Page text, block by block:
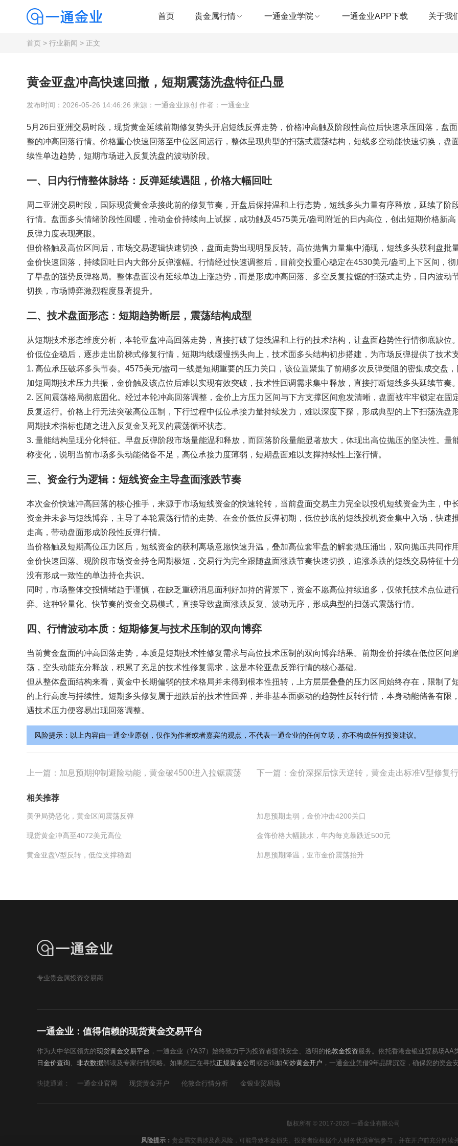
首页 贵金属行情 一通金业学院 一通金业APP下载 关于我
首页 > 行业新闻 > 正文
黄金亚盘冲高快速回撤，短期震荡洗盘特征凸显
发布时间：2026-05-26 14:46:26 来源：一通金业原创 作者：一通金业
5月26日亚洲交易时段，现货黄金延续前期修复势头开启短线反弹走势，价格冲高触及阶段性高位后快速承压回落，盘
整的冲高回落行情。价格重心快速回落至中位区间运行，整体呈现典型的扫荡式震荡结构，短线多空动能快速切换，盘
续性单边趋势，短期市场进入反复洗盘的波动阶段。
一、日内行情整体脉络：反弹延续遇阻，价格大幅回吐
周二亚洲交易时段，国际现货黄金承接此前的修复节奏，开盘后保持温和上行态势，短线多头力量有序释放，延续了阶
行情。盘面多头情绪阶段性回暖，推动金价持续向上试探，成功触及4575美元/盎司附近的日内高位，创出短期价格新高
反弹力度表现亮眼。
但价格触及高位区间后，市场交易逻辑快速切换，盘面走势出现明显反转。高位抛售力量集中涌现，短线多头获利盘批
金价快速回落，持续回吐日内大部分反弹涨幅。行情经过快速调整后，目前交投重心稳定在4530美元/盎司上下区间，彻
了早盘的强势反弹格局。整体盘面没有延续单边上涨趋势，而是形成冲高回落、多空反复拉锯的扫荡式走势，日内波动
切换，市场博弈激烈程度显著提升。
二、技术盘面形态：短期趋势断层，震荡结构成型
从短期技术形态维度分析，本轮亚盘冲高回落走势，直接打破了短线温和上行的技术结构，让盘面趋势性行情彻底缺位
价低位企稳后，逐步走出阶梯式修复行情，短期均线缓慢拐头向上，技术面多头结构初步搭建，为市场反弹提供了技术支
1. 高位承压破坏多头节奏。4575美元/盎司一线是短期重要的压力关口，该位置聚集了前期多次反弹受阻的密集成交盘，
加短周期技术压力共振，金价触及该点位后难以实现有效突破，技术性回调需求集中释放，直接打断短线多头延续节奏。
2. 区间震荡格局彻底固化。经过本轮冲高回落调整，金价上方压力区间与下方支撑区间愈发清晰，盘面被牢牢锁定在固
反复运行。价格上行无法突破高位压制，下行过程中低位承接力量持续发力，难以深度下探，形成典型的上下扫荡洗盘
周期技术指标也随之进入反复金叉死叉的震荡循环状态。
3. 量能结构呈现分化特征。早盘反弹阶段市场量能温和释放，而回落阶段量能显著放大，体现出高位抛压的坚决性。量
称变化，说明当前市场多头动能储备不足，高位承接力度薄弱，短期盘面难以支撑持续性上涨行情。
三、资金行为逻辑：短线资金主导盘面涨跌节奏
本次金价快速冲高回落的核心推手，来源于市场短线资金的快速轮转，当前盘面交易主力完全以投机短线资金为主，中
资金并未参与短线博弈，主导了本轮震荡行情的走势。在金价低位反弹初期，低位抄底的短线投机资金集中入场，快速
走高，带动盘面形成阶段性反弹行情。
当价格触及短期高位压力区后，短线资金的获利离场意愿快速升温，叠加高位套牢盘的解套抛压涌出，双向抛压共同作
金价快速回落。现阶段市场资金持仓周期极短，交易行为完全跟随盘面涨跌节奏快速切换，追涨杀跌的短线交易特征十
没有形成一致性的单边持仓共识。
同时，市场整体交投情绪趋于谨慎，在缺乏重磅消息面利好加持的背景下，资金不愿高位持续追多，仅依托技术点位进
弈。这种轻量化、快节奏的资金交易模式，直接导致盘面涨跌反复、波动无序，形成典型的扫荡式震荡行情。
四、行情波动本质：短期修复与技术压制的双向博弈
当前黄金盘面的冲高回落走势，本质是短期技术性修复需求与高位技术压制的双向博弈结果。前期金价持续在低位区间
荡，空头动能充分释放，积累了充足的技术性修复需求，这是本轮亚盘反弹行情的核心基础。
但从整体盘面结构来看，黄金中长期偏弱的技术格局并未得到根本性扭转，上方层层叠叠的压力区间始终存在，限制了
的上行高度与持续性。短期多头修复属于超跌后的技术性回弹，并非基本面驱动的趋势性反转行情，本身动能储备有限
遇技术压力便容易出现回落调整。
风险提示：以上内容由一通金业原创，仅作为作者或者嘉宾的观点，不代表一通金业的任何立场，亦不构成任何投资建议。
上一篇： 加息预期抑制避险动能，黄金破4500进入拉锯震荡 下一篇： 金价深探后惊天逆转，黄金走出标准V型修复
相关推荐
美伊局势恶化，黄金区间震荡反弹 加息预期走弱，金价冲击4200关口
现货黄金冲高至4072美元高位 金饰价格大幅跳水，年内每克暴跌近500元
黄金亚盘V型反转，低位支撑稳固 加息预期降温，亚市金价震荡抬升
专业贵金属投资交易商
一通金业：值得信赖的现货黄金交易平台
作为大中华区领先的现货黄金交易平台 ，一通金业（YA37）始终致力于为投资者提供安全、透明的伦敦金投资服务。依托香港金银业贸易场AA
日金价查询 、 非农数据解读及专家行情策略。如果您正在寻找正规黄金公司 或咨询如何炒黄金开户 ，一通金业凭借9年品牌沉淀，确保您的资金
快捷通道： 一通金业官网 现货黄金开户 伦敦金行情分析 金银业贸易场
版权所有 © 2017-2026 一通金业有限公司
风险提示： 贵金属交易涉及高风险，可能导致本金损失。投资者应根据个人财务状况审慎参与，并在开户前充分阅读